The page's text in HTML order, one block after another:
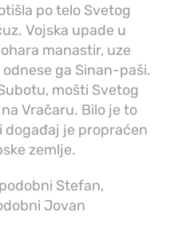
po telo Svetog
Vojska upade u
manastir, uze
ga Sinan-paši.
mošti Svetog
Vračaru. Bilo je to
događaj je propraćen
zemlje.
Stefan,
Jovan